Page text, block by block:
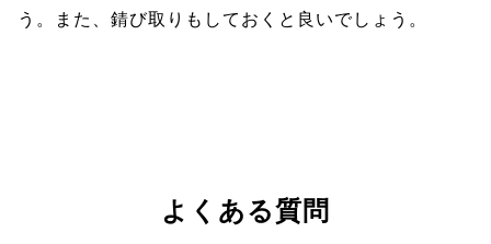
う。また、錆び取りもしておくと良いでしょう。
よくある質問